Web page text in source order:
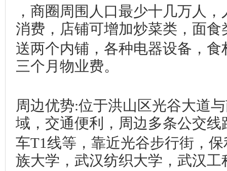
，商圈周围人口最少十几万人
消费，店铺可增加炒菜类，面食
送两个内铺，各种电器设备，
三个月物业费。
周边优势:位于洪山区光谷大道
域，交通便利，周边多条公交
车T1线等，靠近光谷步行街，
族大学，武汉纺织大学，武汉工